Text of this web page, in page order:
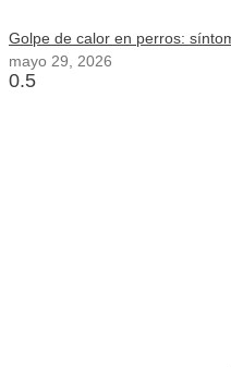
Golpe de calor en perros:
mayo 29, 2026